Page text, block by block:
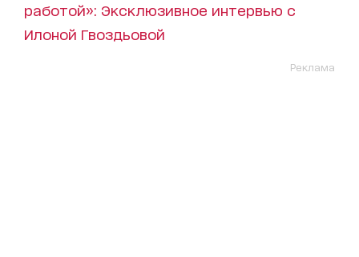
работой»: Эксклюзивное интервью с
Илоной Гвоздьовой
Реклама